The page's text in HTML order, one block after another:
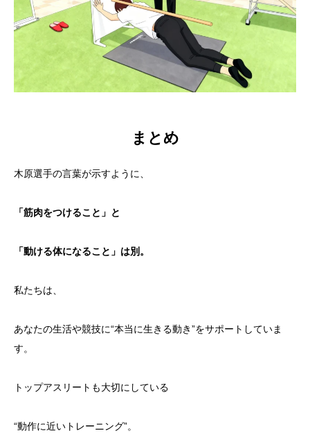
まとめ
木原選手の言葉が示すように、
「筋肉をつけること」と
「動ける体になること」は別。
私たちは、
あなたの生活や競技に“本当に生きる動き”をサポートしていま
す。
トップアスリートも大切にしている
“動作に近いトレーニング”。